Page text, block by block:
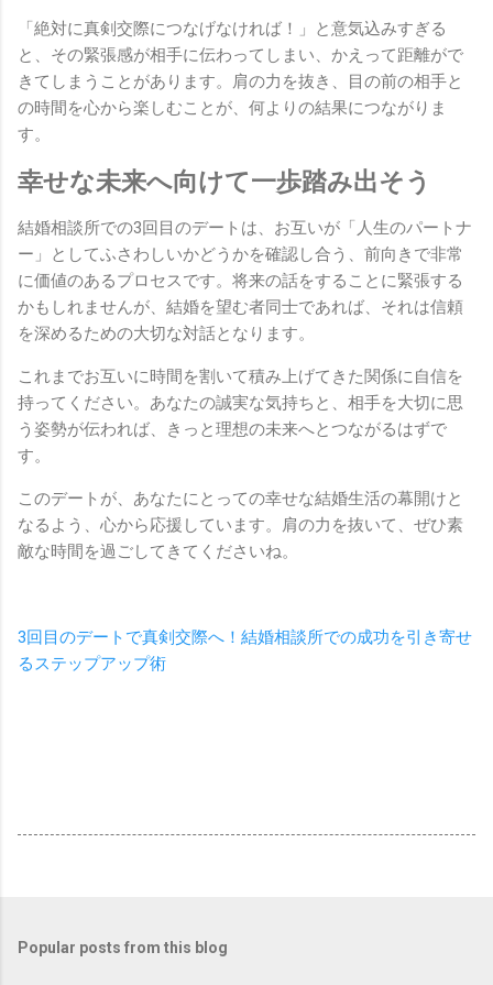
「絶対に真剣交際につなげなければ！」と意気込みすぎる
と、その緊張感が相手に伝わってしまい、かえって距離がで
きてしまうことがあります。肩の力を抜き、目の前の相手と
の時間を心から楽しむことが、何よりの結果につながりま
す。
幸せな未来へ向けて一歩踏み出そう
結婚相談所での3回目のデートは、お互いが「人生のパートナ
ー」としてふさわしいかどうかを確認し合う、前向きで非常
に価値のあるプロセスです。将来の話をすることに緊張する
かもしれませんが、結婚を望む者同士であれば、それは信頼
を深めるための大切な対話となります。
これまでお互いに時間を割いて積み上げてきた関係に自信を
持ってください。あなたの誠実な気持ちと、相手を大切に思
う姿勢が伝われば、きっと理想の未来へとつながるはずで
す。
このデートが、あなたにとっての幸せな結婚生活の幕開けと
なるよう、心から応援しています。肩の力を抜いて、ぜひ素
敵な時間を過ごしてきてくださいね。
3回目のデートで真剣交際へ！結婚相談所での成功を引き寄せ
るステップアップ術
Popular posts from this blog